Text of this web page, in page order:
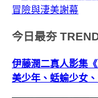
今日最夯
伊藤潤二真人影集
美少年、蛞蝓少女